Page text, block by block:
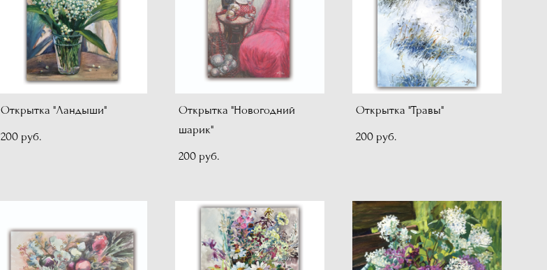
Открытка "Ландыши"
200 pуб.
Открытка "Новогодний
шарик"
200 pуб.
Открытка "Травы"
200 pуб.